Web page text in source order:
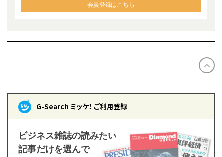
会員登録はこちら
G-Search ミッケ！ ご利用登録
ビジネス雑誌の読みたい
記事だけを選んで